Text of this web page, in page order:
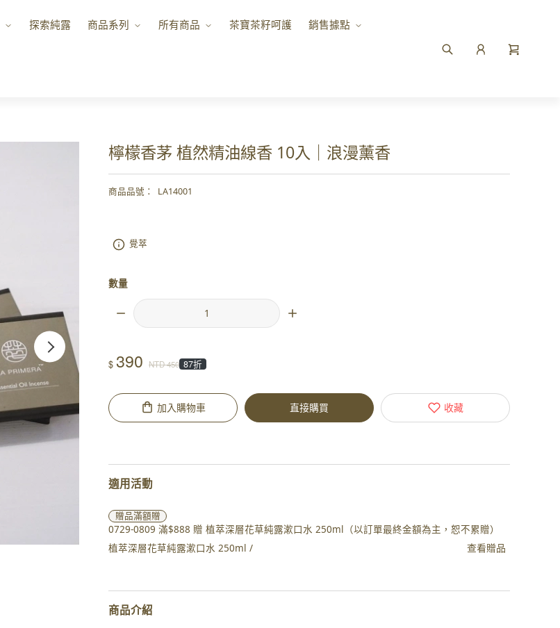
探索純露 商品系列 所有商品 茶寶茶籽呵護 銷售據點
檸檬香茅 植然精油線香 10入｜浪漫薰香
商品品號 ： LA14001
覺萃
數量
$ 390 NTD450 87折
加入購物車 直接購買 收藏
適用活動
贈品滿額贈
0729-0809 滿$888 贈 植萃深層花草純露漱口水 250ml（以訂單最終金額為主，恕不累贈）
植萃深層花草純露漱口水 250ml /
查看贈品
商品介紹